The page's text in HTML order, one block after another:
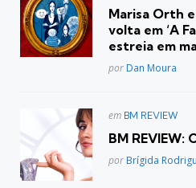
Marisa Orth
volta em ‘A
estreia em
Posted
por Dan Moura
Postado
em BM REVIEW
BM REVIEW:
Posted
por Brígida